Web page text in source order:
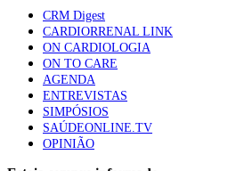
Trodelvy aprovado para
mama triplo negativo
elegíveis para inibidores
61 visualizações
MAIS NOTÍCIAS
CRM Digest
CARDIORRENAL LINK
ON CARDIOLOGIA
ON TO CARE
AGENDA
ENTREVISTAS
SIMPÓSIOS
SAÚDEONLINE.TV
OPINIÃO